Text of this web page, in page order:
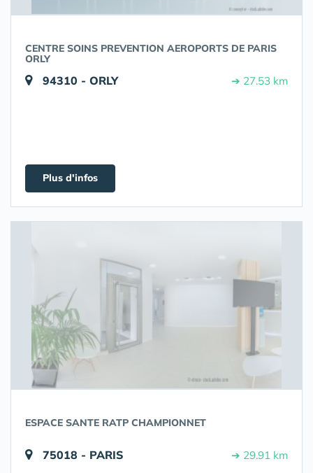
CENTRE SOINS PREVENTION AEROPORTS DE PARIS
ORLY
94310 - ORLY ➔ 27.53 km
Plus d'infos
ESPACE SANTE RATP CHAMPIONNET
75018 - PARIS ➔ 29.91 km